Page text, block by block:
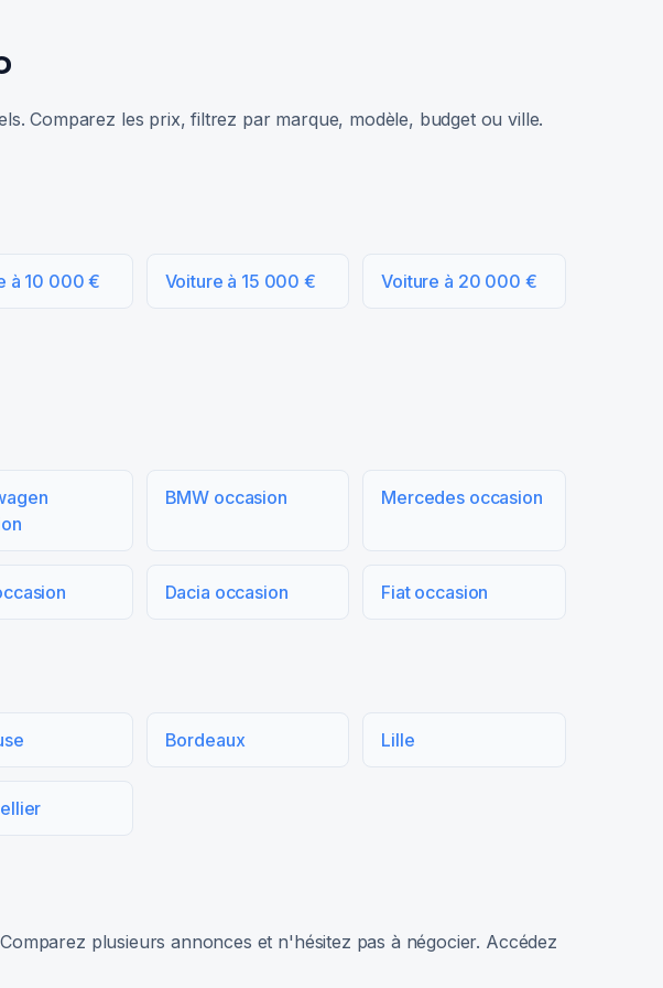
Comparez les prix, filtrez par marque, modèle, budget ou ville.
à 10 000 € Voiture à 15 000 € Voiture à 20 000 €
BMW occasion Mercedes occasion
Dacia occasion Fiat occasion
Bordeaux Lille
plusieurs annonces et n'hésitez pas à négocier. Accédez